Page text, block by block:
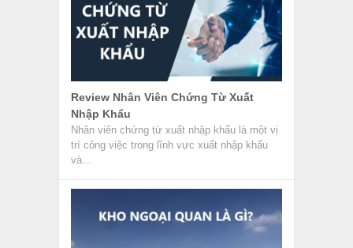
Review Nhân Viên Chứng Từ Xuất
Nhập Khẩu
Nhân viên chứng từ xuất nhập khẩu là một vị
trí công việc trong lĩnh vực xuất nhập khẩu
và...